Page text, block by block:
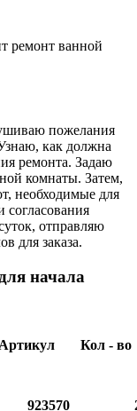
ремонт ванной
пожелания
как должна
ремонта. Задаю
комнаты. Затем,
необходимые для
согласования
отправляю
для заказа.
начала
Артикул Кол - во
923570